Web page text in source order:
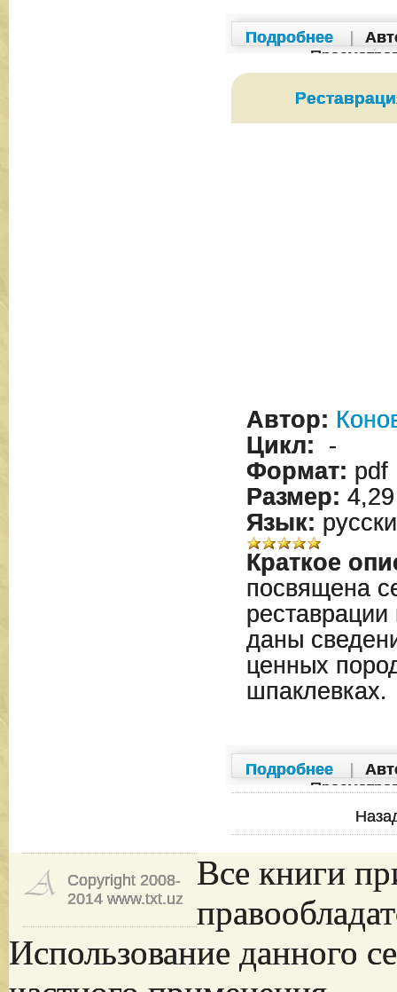
Подробнее
Автор:
Цикл: -
Формат: pdf
Размер:
Язык:
Краткое
посвящена
даны
ценных
шпаклевках.
Подробнее |
Copyright 2008-
2014 www.txt.uz
Все книги
Использование данного